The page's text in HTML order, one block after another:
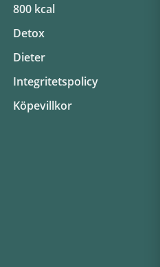
800 kcal
Detox
Dieter
Integritetspolicy
Köpevillkor